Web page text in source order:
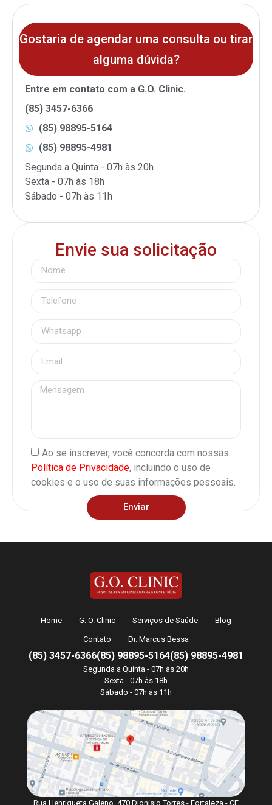
Gostaria de agendar uma consulta ou tirar
alguma dúvida?
Entre em contato com a G.O. Clinic.
(85) 3457-6366
(85) 98895-5164
(85) 98895-4981
Segunda a Quinta - 07h às 20h
Sexta - 07h às 18h
Sábado - 07h às 11h
Envie sua solicitação
Ao se inscrever, você concorda com nossas
Política de Privacidade, incluindo o uso de
cookies e o uso de suas informações pessoais.
Enviar
Home G. O. Clinic Serviços de Saúde Blog
Contato Dr. Marcus Bessa
(85) 3457-6366(85) 98895-5164(85) 98895-4981
Segunda a Quinta - 07h às 20h
Sexta - 07h às 18h
Sábado - 07h às 11h
Rua Henriqueta Galeno, 470 Dionísio Torres - Fortaleza - CE